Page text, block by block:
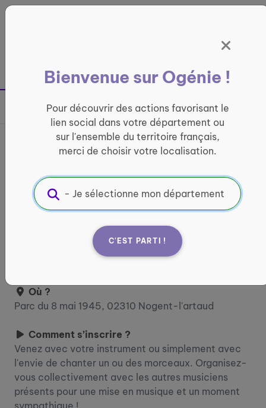
France entière
Bienvenue sur Ogénie !
Pour découvrir des actions favorisant le
lien social dans votre département ou
sur l'ensemble du territoire français,
merci de choisir votre localisation.
C'EST PARTI !
Partager sur
Bœuf sauce Bidule
LOISIRS ET CULTURE
Informations pratiques :
Tous les mercredis à 17h30 pour une durée de
Où ?
Parc du 8 mai 1945, 02310 Nogent-l'artaud
Comment s’inscrire ?
Venez avec votre instrument ou simplement avec
l'envie de chanter un ou des morceaux. Organisez-
vous collectivement avec les autres musiciens
présents pour une mise en musique et un moment
sympathique !
Panneau de gestion des cookies